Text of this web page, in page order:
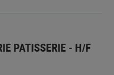
PATISSERIE - H/F